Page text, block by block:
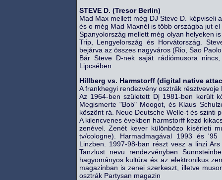
STEVE D. (Tresor Berlin)
Mad Max mellett még DJ Steve D. képviseli
és o még Mad Maxnél is több országba jut
Spanyolország mellett még olyan helyeken
Trip, Lengyelország és Horvátország.
bejárva az összes nagyváros (Rio, Sao
Bár Steve D-nek saját rádiómusora
Lipcsében.
Hillberg vs. Harmstorff (digital native
A frankhegyi rendezvény osztrák
Az 1964-ben született Dj 1981-ben került
Megismerte "Bob" Moogot, és Klaus
köszönt rá. Neue Deutsche Welle-t és szinti
A kilencvenes években harmstorff kezd
zenével. Zenét kever különbözo kísérleti
tv/cologne). Harmadmagával 1993 és
Linzben. 1997-98-ban részt vesz a linzi
Tanzlust nevu rendezvényben
hagyományos kultúra és az elektronikus
magazinban is zenei szerkeszt, illetve
osztrák Partysan magazin